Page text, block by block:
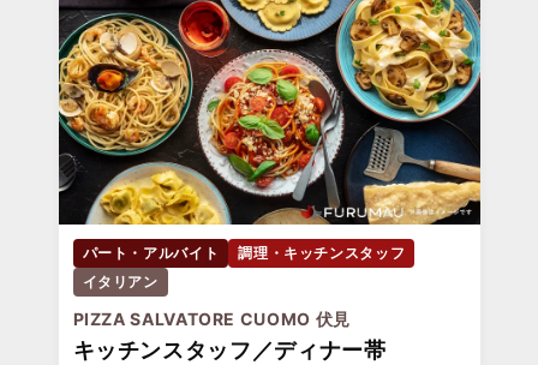
パート・アルバイト
調理・キッチンスタッフ
イタリアン
PIZZA SALVATORE CUOMO 伏見
キッチンスタッフ／ディナー帯